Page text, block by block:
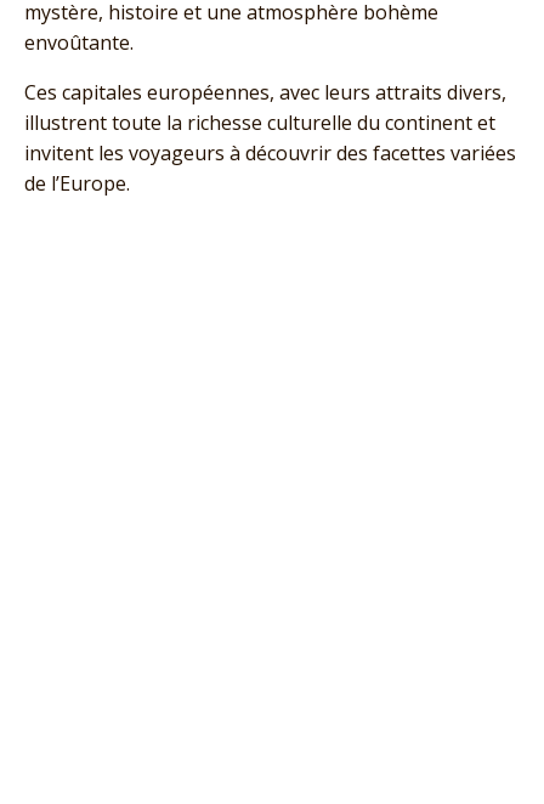
mystère, histoire et une atmosphère bohème
envoûtante.
Ces capitales européennes, avec leurs attraits divers,
illustrent toute la richesse culturelle du continent et
invitent les voyageurs à découvrir des facettes variées
de l’Europe.